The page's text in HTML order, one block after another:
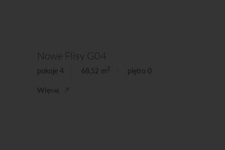
Nowe Flisy G04
pokoje 4 68,52 m 2 piętro 0
Więcej